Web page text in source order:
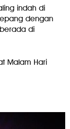
indah di
dengan
di
Malam Hari